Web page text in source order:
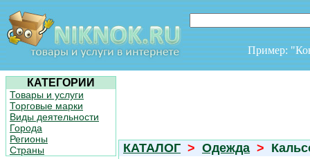
Пример:
КАТЕГОРИИ
Товары и услуги
Торговые марки
Виды деятельности
Города
Регионы
Страны
КАТАЛОГ > Одежда >